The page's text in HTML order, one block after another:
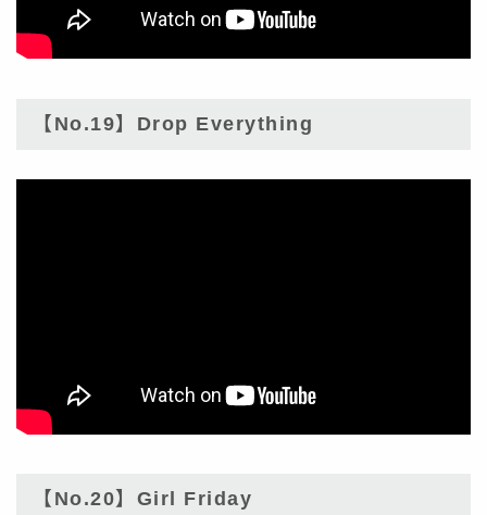
【No.19】Drop Everything
【No.20】Girl Friday